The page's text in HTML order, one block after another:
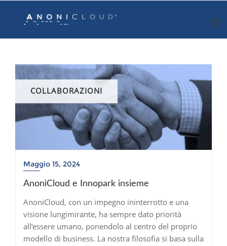
COLLABORAZIONI
Maggio 15, 2024
AnoniCloud e Innopark insieme
AnoniCloud, con un impegno ininterrotto e una
visione lungimirante, ha sempre dato priorità
all’essere umano, ponendolo al centro del proprio
modello di business. La nostra filosofia si basa sulla